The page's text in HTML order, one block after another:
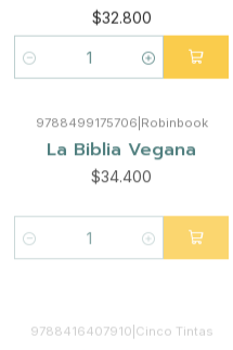
$32.800
Cantidad
La Biblia Vegana
$34.400
9788416407910|Cinco Tintas
$43.400